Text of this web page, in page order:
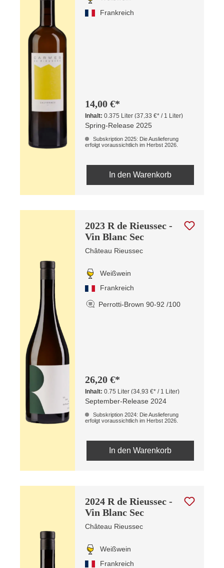
Frankreich
14,00 €*
Inhalt:0.375 Liter(37,33 €* / 1 Liter)
Spring-Release 2025
Subskription 2025: Die Auslieferung
erfolgt voraussichtlich im Herbst 2026.
In den Warenkorb
2023 R de Rieussec -
Vin Blanc Sec
Château Rieussec
Weißwein
Frankreich
Perrotti-Brown 90-92 /100
26,20 €*
Inhalt:0.75 Liter(34,93 €* / 1 Liter)
September-Release 2024
Subskription 2024: Die Auslieferung
erfolgt voraussichtlich im Herbst 2026.
In den Warenkorb
2024 R de Rieussec -
Vin Blanc Sec
Château Rieussec
Weißwein
Frankreich